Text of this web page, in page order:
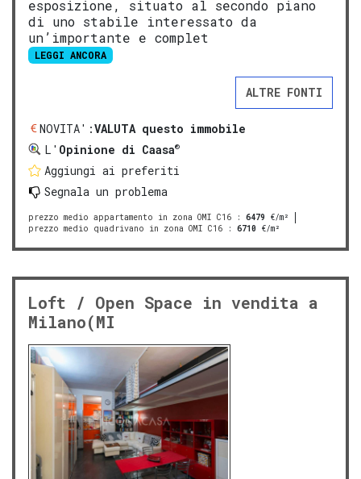
esposizione, situato al secondo piano
di uno stabile interessato da
un’importante e complet
LEGGI ANCORA
ALTRE FONTI
NOVITA':VALUTA questo immobile
L' Opinione di Caasa®
Aggiungi ai preferiti
Segnala un problema
prezzo medio appartamento in zona OMI C16 : 6479 €/m²
prezzo medio quadrivano in zona OMI C16 : 6710 €/m²
Loft / Open Space in vendita a
Milano(MI